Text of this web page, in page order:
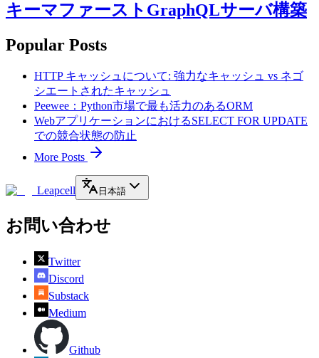
キーマファーストGraphQLサーバ構築
Popular Posts
HTTP キャッシュについて: 強力なキャッシュ vs ネゴ
シエートされたキャッシュ
Peewee：Python市場で最も活力のあるORM
WebアプリケーションにおけるSELECT FOR UPDATE
での競合状態の防止
More Posts
Leapcell 日本語
お問い合わせ
Twitter
Discord
Substack
Medium
Github